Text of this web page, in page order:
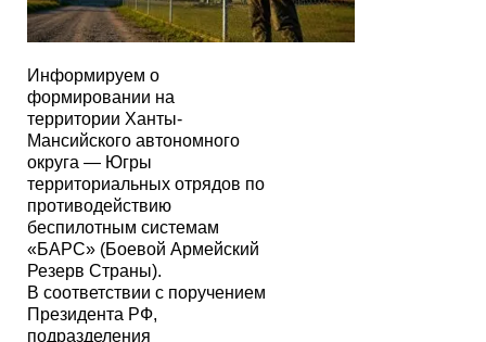
Информируем о
формировании на
территории Ханты-
Мансийского автономного
округа — Югры
территориальных отрядов по
противодействию
беспилотным системам
«БАРС» (Боевой Армейский
Резерв Страны).
В соответствии с поручением
Президента РФ,
подразделения